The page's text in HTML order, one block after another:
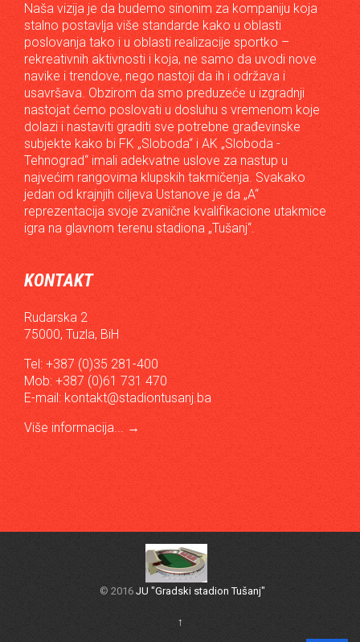
Naša vizija je da budemo sinonim za kompaniju koja
stalno postavlja više standarde kako u oblasti
poslovanja tako i u oblasti realizacije sportko –
rekreativnih aktivnosti i koja, ne samo da uvodi nove
navike i trendove, nego nastoji da ih i održava i
usavršava. Obzirom da smo preduzeće u izgradnji
nastojat ćemo poslovati u dosluhu s vremenom koje
dolazi i nastaviti graditi sve potrebne građevinske
subjekte kako bi FK „Sloboda“ i AK „Sloboda -
Tehnograd“ imali adekvatne uslove za nastup u
najvećim rangovima klupskih takmičenja. Svakako
jedan od krajnjih ciljeva Ustanove je da „A“
reprezentacija svoje zvanične kvalifikacione utakmice
igra na glavnom terenu stadiona „Tušanj“.
KONTAKT
Rudarska 2
75000, Tuzla, BiH
Tel: +387 (0)35 281-400
Mob: +387 (0)61 731 470
E-mail: kontakt@stadiontusanj.ba
Više informacija... →
© 2016 JU "Gradski stadion Tušanj"
↑